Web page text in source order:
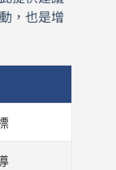
，也是增